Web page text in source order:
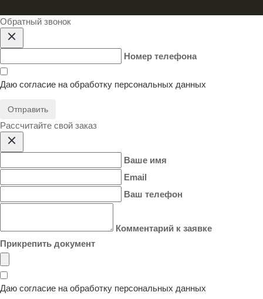
Обратный звонок
Номер телефона
Даю согласие на обработку персональных данных
Отправить
Расcчитайте свой заказ
Ваше имя
Email
Ваш телефон
Комментарий к заявке
Прикрепить документ
Даю согласие на обработку персональных данных